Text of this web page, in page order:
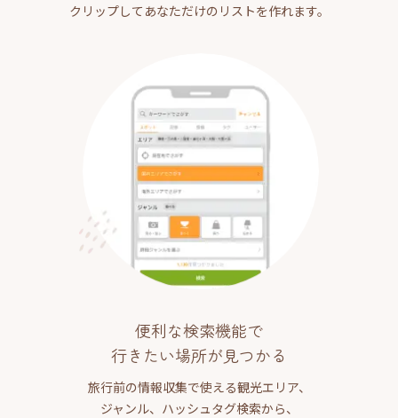
クリップしてあなただけのリストを作れます。
便利な検索機能で
行きたい場所が見つかる
旅行前の情報収集で使える観光エリア、
ジャンル、ハッシュタグ検索から、